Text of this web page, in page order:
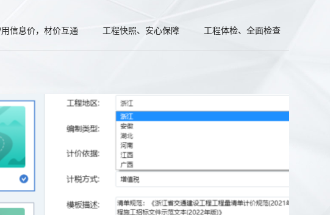
信息价，材价互通 工程快照、安心保障 工程体检、全面检查